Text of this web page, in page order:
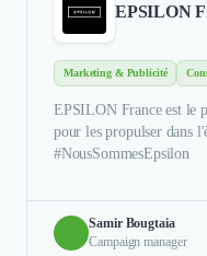
EPSILON
Marketing & Publicité
EPSILON France est le
pour les propulser dans
#NousSommesEpsilon
Samir Bougtaia
Campaign manager